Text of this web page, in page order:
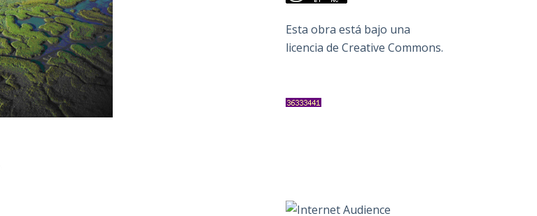
Esta obra está bajo una
licencia de Creative Commons.